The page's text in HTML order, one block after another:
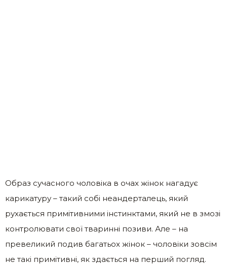
Образ сучасного чоловіка в очах жінок нагадує
карикатуру – такий собі неандерталець, який
рухається примітивними інстинктами, який не в змозі
контролювати свої тваринні позиви. Але – на
превеликий подив багатьох жінок – чоловіки зовсім
не такі примітивні, як здається на перший погляд.